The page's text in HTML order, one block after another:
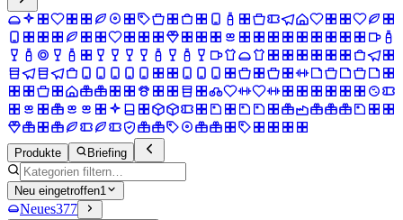
Produkte Briefing
Neu eingetroffen1
Neues377